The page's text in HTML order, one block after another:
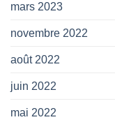
mars 2023
novembre 2022
août 2022
juin 2022
mai 2022